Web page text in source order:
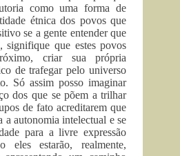
como uma forma de
étnica dos povos que
se a gente entender que
signifique que estes povos
criar sua própria
de trafegar pelo universo
Só assim posso imaginar
dos que se põem a trilhar
de fato acreditarem que
a autonomia intelectual e se
para a livre expressão
eles estarão, realmente,